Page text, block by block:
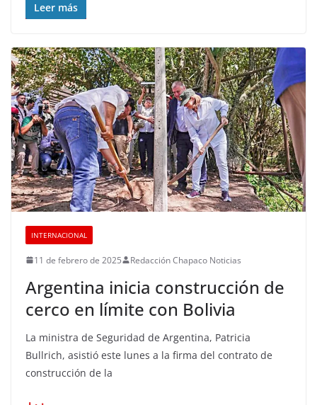
Leer más
INTERNACIONAL
11 de febrero de 2025 Redacción Chapaco Noticias
Argentina inicia construcción de
cerco en límite con Bolivia
La ministra de Seguridad de Argentina, Patricia
Bullrich, asistió este lunes a la firma del contrato de
construcción de la